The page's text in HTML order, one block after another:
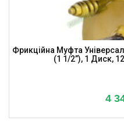
Фрикційна Муфта
(1 1/2”), 1 Диск,
4